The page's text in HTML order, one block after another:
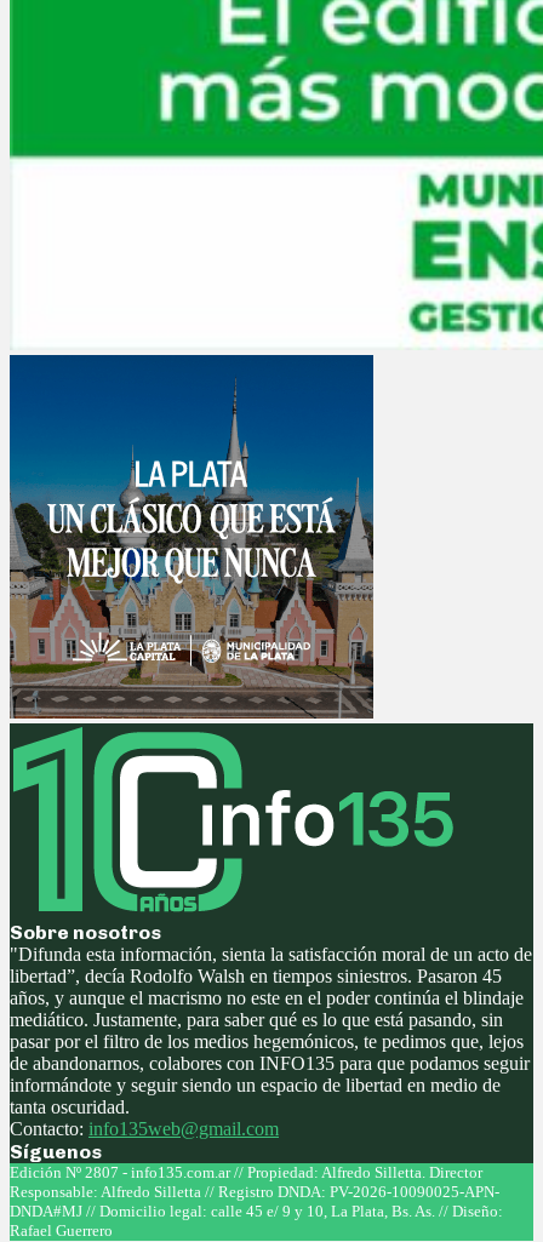
Sobre nosotros
"Difunda esta información, sienta la satisfacción moral de un acto de
libertad”, decía Rodolfo Walsh en tiempos siniestros. Pasaron 45
años, y aunque el macrismo no este en el poder continúa el blindaje
mediático. Justamente, para saber qué es lo que está pasando, sin
pasar por el filtro de los medios hegemónicos, te pedimos que, lejos
de abandonarnos, colabores con INFO135 para que podamos seguir
informándote y seguir siendo un espacio de libertad en medio de
tanta oscuridad.
Contacto: info135web@gmail.com
Síguenos
Facebook
Twitter
Instagram
Youtube
Edición Nº 2807 - info135.com.ar // Propiedad: Alfredo Silletta. Director
Responsable: Alfredo Silletta // Registro DNDA: PV-2026-10090025-APN-
DNDA#MJ // Domicilio legal: calle 45 e/ 9 y 10, La Plata, Bs. As. // Diseño:
Rafael Guerrero